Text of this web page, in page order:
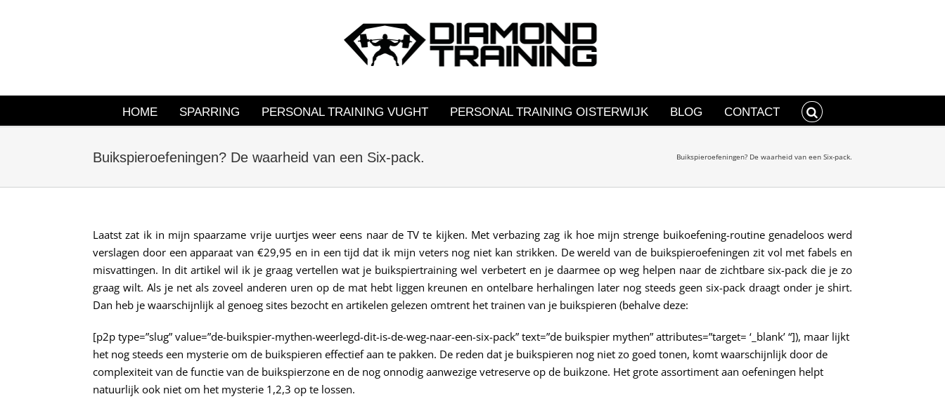
HOME SPARRING PERSONAL TRAINING VUGHT PERSONAL TRAINING OISTERWIJK BLOG CONTACT
Buikspieroefeningen? De waarheid van een Six-pack. Buikspieroefeningen? De waarheid van een Six-pack.
Laatst zat ik in mijn spaarzame vrije uurtjes weer eens naar de TV te kijken. Met verbazing zag ik hoe mijn strenge buikoefening-routine genadeloos werd
verslagen door een apparaat van €29,95 en in een tijd dat ik mijn veters nog niet kan strikken. De wereld van de buikspieroefeningen zit vol met fabels en
misvattingen. In dit artikel wil ik je graag vertellen wat je buikspiertraining wel verbetert en je daarmee op weg helpen naar de zichtbare six-pack die je zo
graag wilt. Als je net als zoveel anderen uren op de mat hebt liggen kreunen en ontelbare herhalingen later nog steeds geen six-pack draagt onder je shirt.
Dan heb je waarschijnlijk al genoeg sites bezocht en artikelen gelezen omtrent het trainen van je buikspieren (behalve deze:
[p2p type=”slug” value=”de-buikspier-mythen-weerlegd-dit-is-de-weg-naar-een-six-pack” text=”de buikspier mythen” attributes=”target= ‘_blank’ “]), maar lijkt
het nog steeds een mysterie om de buikspieren effectief aan te pakken. De reden dat je buikspieren nog niet zo goed tonen, komt waarschijnlijk door de
complexiteit van de functie van de buikspierzone en de nog onnodig aanwezige vetreserve op de buikzone. Het grote assortiment aan oefeningen helpt
natuurlijk ook niet om het mysterie 1,2,3 op te lossen.